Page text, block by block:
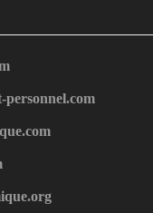
personnel.com